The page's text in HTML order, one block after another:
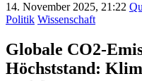
14. November 2025, 21:22
Politik Wissenschaft
Globale CO2-
Höchststand: